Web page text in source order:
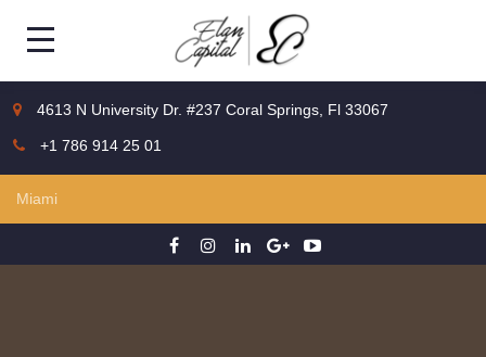
4613 N University Dr. #237 Coral Springs, Fl 33067
+1 786 914 25 01